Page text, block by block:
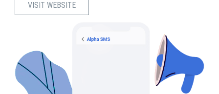
VISIT WEBSITE